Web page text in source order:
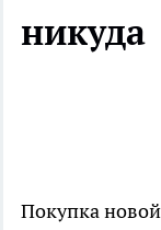
никуда
Покупка